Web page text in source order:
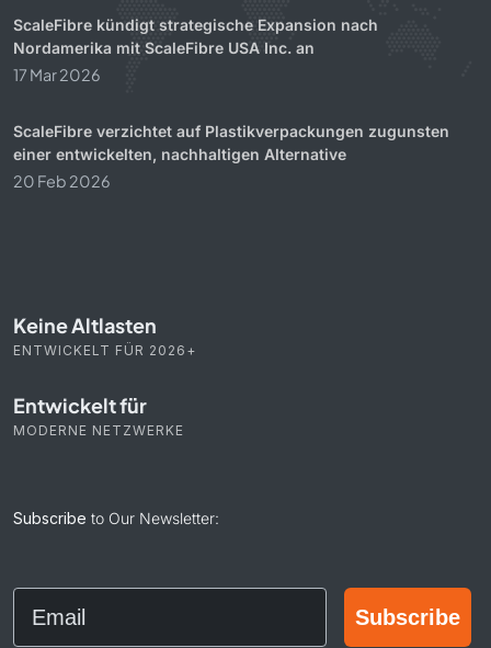
ScaleFibre kündigt strategische Expansion nach
Nordamerika mit ScaleFibre USA Inc. an
17 Mar 2026
ScaleFibre verzichtet auf Plastikverpackungen zugunsten
einer entwickelten, nachhaltigen Alternative
20 Feb 2026
Keine Altlasten
ENTWICKELT FÜR 2026+
Entwickelt für
MODERNE NETZWERKE
Subscribe to Our Newsletter:
Email
Subscribe